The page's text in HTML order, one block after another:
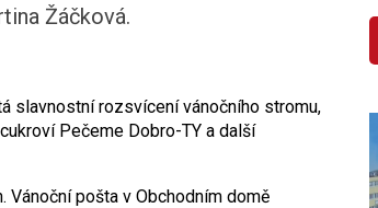
Žáčková.
slavnostní rozsvícení vánočního stromu,
Pečeme Dobro-TY a další
Vánoční pošta v Obchodním domě